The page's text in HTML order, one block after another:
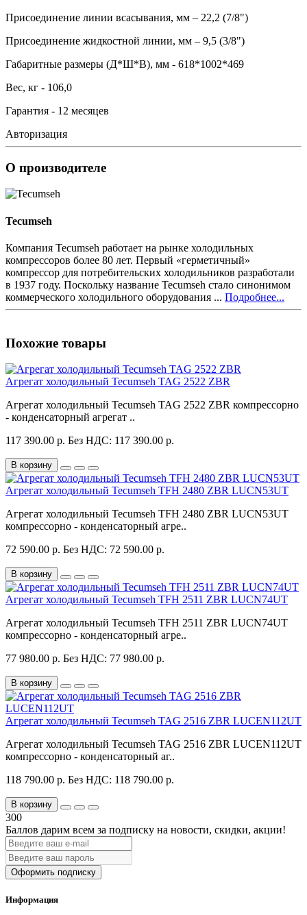
Присоединение линии всасывания, мм – 22,2 (7/8")
Присоединение жидкостной линии, мм – 9,5 (3/8")
Габаритные размеры (Д*Ш*В), мм - 618*1002*469
Вес, кг - 106,0
Гарантия - 12 месяцев
Авторизация
О производителе
Tecumseh
Компания Tecumseh работает на рынке холодильных
компрессоров более 80 лет. Первый «герметичный»
компрессор для потребительских холодильников разработали
в 1937 году. Поскольку название Tecumseh стало синонимом
коммерческого холодильного оборудования ... Подробнее...
Похожие товары
Агрегат холодильный Tecumseh TAG 2522 ZBR
Агрегат холодильный Tecumseh TAG 2522 ZBR компрессорно
- конденсаторный агрегат ..
117 390.00 р. Без НДС: 117 390.00 р.
В корзину
Агрегат холодильный Tecumseh TFH 2480 ZBR LUCN53UT
Агрегат холодильный Tecumseh TFH 2480 ZBR LUCN53UT
компрессорно - конденсаторный агре..
72 590.00 р. Без НДС: 72 590.00 р.
В корзину
Агрегат холодильный Tecumseh TFH 2511 ZBR LUCN74UT
Агрегат холодильный Tecumseh TFH 2511 ZBR LUCN74UT
компрессорно - конденсаторный агре..
77 980.00 р. Без НДС: 77 980.00 р.
В корзину
Агрегат холодильный Tecumseh TAG 2516 ZBR LUCEN112UT
Агрегат холодильный Tecumseh TAG 2516 ZBR LUCEN112UT
компрессорно - конденсаторный аг..
118 790.00 р. Без НДС: 118 790.00 р.
В корзину
300
Баллов дарим всем за подписку на новости, скидки, акции!
Оформить подписку
Информация